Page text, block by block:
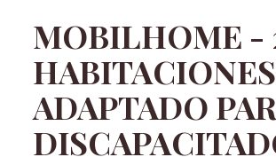
MOBILHOME -
ADAPTADO